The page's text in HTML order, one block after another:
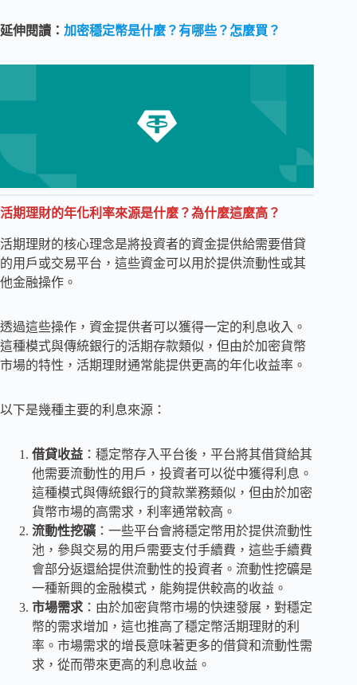
延伸閱讀： 加密穩定幣是什麼？有哪些？怎麼買？
活期理財的年化利率來源是什麼？為什麼這麼高？
活期理財的核心理念是將投資者的資金提供給需要借貸
的用戶或交易平台，這些資金可以用於提供流動性或其
他金融操作。
透過這些操作，資金提供者可以獲得一定的利息收入。
這種模式與傳統銀行的活期存款類似，但由於加密貨幣
市場的特性，活期理財通常能提供更高的年化收益率。
以下是幾種主要的利息來源：
借貸收益 ：穩定幣存入平台後，平台將其借貸給其
他需要流動性的用戶，投資者可以從中獲得利息。
這種模式與傳統銀行的貸款業務類似，但由於加密
貨幣市場的高需求，利率通常較高。
流動性挖礦 ：一些平台會將穩定幣用於提供流動性
池，參與交易的用戶需要支付手續費，這些手續費
會部分返還給提供流動性的投資者。流動性挖礦是
一種新興的金融模式，能夠提供較高的收益。
市場需求 ：由於加密貨幣市場的快速發展，對穩定
幣的需求增加，這也推高了穩定幣活期理財的利
率。市場需求的增長意味著更多的借貸和流動性需
求，從而帶來更高的利息收益。